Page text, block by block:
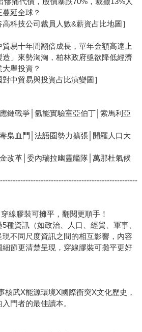
延全球？
科技公司裁員人數&薪資占比地圖］
易十年間翻倍成長，單年金額高達上
」來勢洶洶，柏林政府亟欲降低經濟
舉投資？
中貿易與投資占比演變圖］
鏈戰爭│氫能實驗室亞伯丁│索馬利亞
梟血鬥│法語圈勢力擴張│開羅人口大
改革│委內瑞拉幽靈艦隊│萬那杜氣候
線膠裝可攤平，翻閱更順手！
種資訊（如政治、人口、經貿、軍事、
不同尺度資訊之間的相互影響，內容
節更清楚呈現，穿線膠裝可攤平更好
核武X能源環境X國際衝突X文化歷史，
門者的最佳讀本。